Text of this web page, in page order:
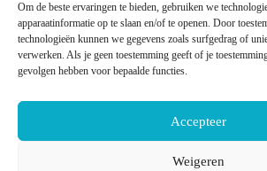
Om de beste ervaringen te bieden, gebruiken we
apparaatinformatie op te slaan en/of te openen. Door
technologieën kunnen we gegevens zoals surfgedrag of
verwerken. Als je geen toestemming geeft of je
gevolgen hebben voor bepaalde functies.
Accepteer
Weigeren
22.00 incl. btw
Opties selecteren
product
Deze
superkracht
€22.00 incl. btw
Dit
product
variaties.
Deze
optie